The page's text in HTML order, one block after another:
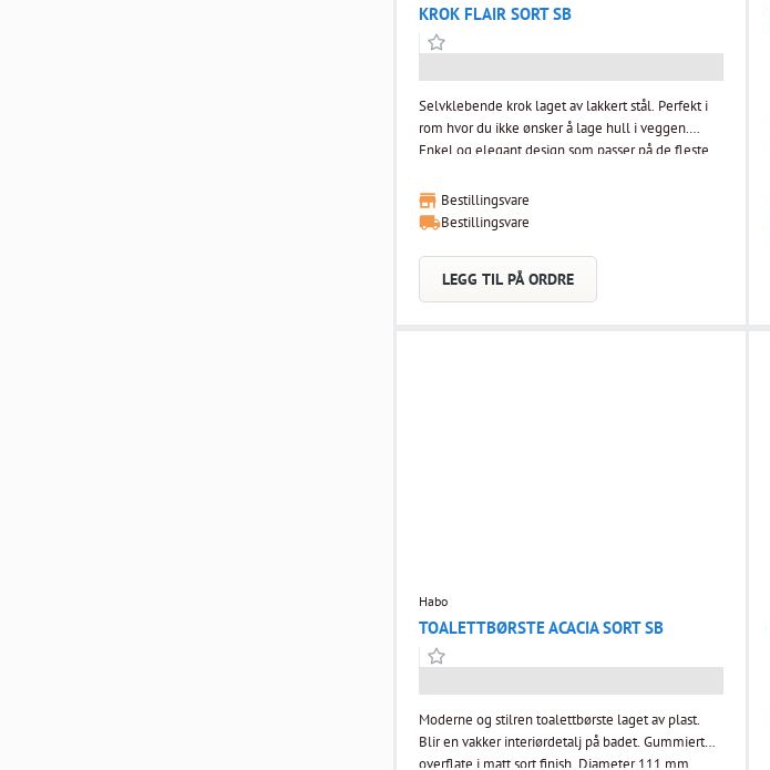
KROK FLAIR SORT SB
Selvklebende krok laget av lakkert stål. Perfekt i
rom hvor du ikke ønsker å lage hull i veggen.
Enkel og elegant design som passer på de fleste
Bestillingsvare
Bestillingsvare
LEGG TIL PÅ ORDRE
Habo
TOALETTBØRSTE ACACIA SORT SB
Moderne og stilren toalettbørste laget av plast.
Blir en vakker interiørdetalj på badet. Gummiert
overflate i matt sort finish. Diameter 111 mm.